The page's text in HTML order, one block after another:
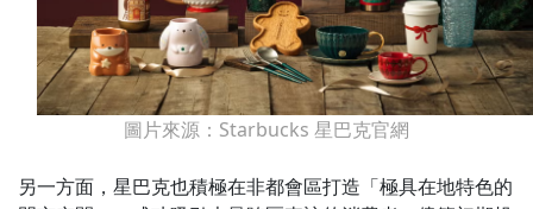
圖片來源：Starbucks 星巴克官網
另一方面，星巴克也積極在非都會區打造「極具在地特色的